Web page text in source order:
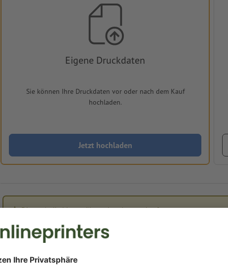
Eigene Druckdaten
Sie können Ihre Druckdaten vor oder nach dem Kauf
hochladen.
Jetzt hochladen
Dieser Artikel ist vorübergehend ausverkauft
Lieferung ca.:
Gewicht: ca.1,44 kg